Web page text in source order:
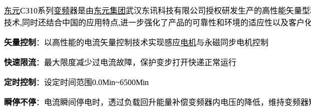
东元C310系列 变频器是由东元集团武汉东讯科技有限公司授权研发生产的高性能矢量
技术,同时还结合中国的应用特点,进一步强化了产品的可靠性和环境的适应性以及客户
矢量控制 ：以高性能的电流矢量控制技术实现感应电机与永磁同步电机控制
快速限流：最大限度减少过电流故障，保护变步打开快递正常运行
定时控制 ：设定时间范围0.0Min~6500Min
瞬停不停：电流瞬间停电时，透过负载回升能量补偿变频器内电压的降低，维持变频